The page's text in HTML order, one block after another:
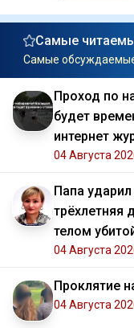
Самые
Самые
Проход по
будет
интернет
04 Августа
Папа
трёхлетняя
телом
04 Августа
Проклятие
04 Августа